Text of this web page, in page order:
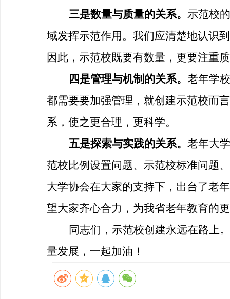
三是数量与质量的关系。 示范校
域发挥示范作用。我们应清楚地认识
因此，示范校既要有数量，更要注重
四是管理与机制的关系。 老年学
都需要要加强管理，就创建示范校而
系，使之更合理，更科学。
五是探索与实践的关系。 老年大
范校比例设置问题、示范校标准问题
大学协会在大家的支持下，出台了老
望大家齐心合力，为我省老年教育的
同志们，示范校创建永远在路上
量发展，一起加油！